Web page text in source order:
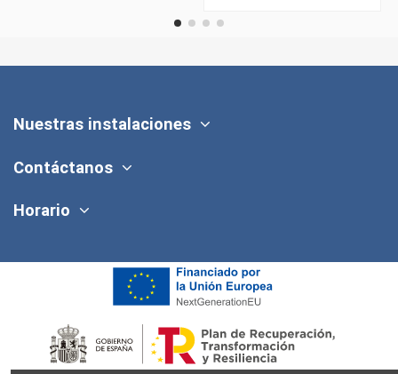
Nuestras instalaciones
Contáctanos
Horario